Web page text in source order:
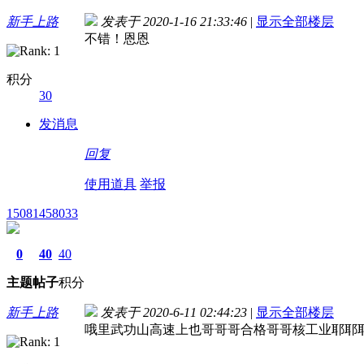
新手上路
积分
30
发消息
发表于 2020-1-16 21:33:46 | 显示全部楼层
不错！恩恩
回复
使用道具 举报
15081458033
0
主题
40
帖子
40
积分
新手上路 发表于 2020-6-11 02:44:23 | 显示全部楼层
哦里武功山高速上也哥哥哥合格哥哥核工业耶耶